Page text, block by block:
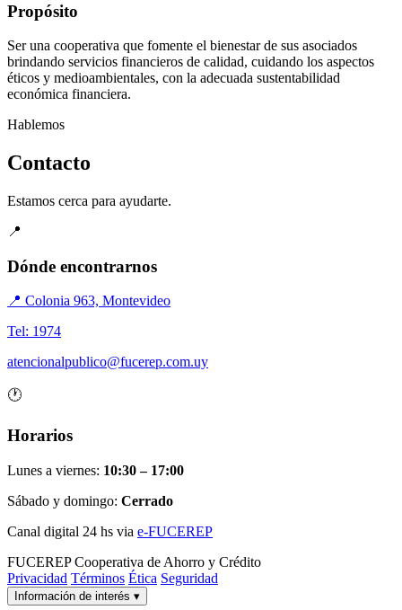
Propósito
Ser una cooperativa que fomente el bienestar de sus asociados
brindando servicios financieros de calidad, cuidando los aspectos
éticos y medioambientales, con la adecuada sustentabilidad
económica financiera.
Hablemos
Contacto
Estamos cerca para ayudarte.
📍
Dónde encontrarnos
📍 Colonia 963, Montevideo
Tel: 1974
atencionalpublico@fucerep.com.uy
🕐
Horarios
Lunes a viernes: 10:30 – 17:00
Sábado y domingo: Cerrado
Canal digital 24 hs via e-FUCEREP
FUCEREP Cooperativa de Ahorro y Crédito
Privacidad Términos Ética Seguridad
Información de interés ▾